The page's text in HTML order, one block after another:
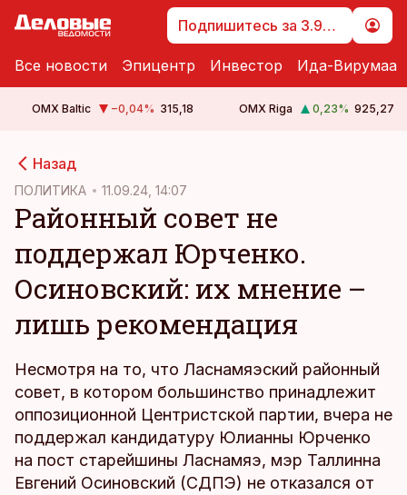
Подпишитесь за 3.99 €
Все новости Эпицентр Инвестор Ида-Вирумаа
OMX Baltic −0,04% 315,18 OMX Riga 0,23% 925,27
Назад
ПОЛИТИКА 11.09.24, 14:07
Районный совет не
поддержал Юрченко.
Осиновский: их мнение –
лишь рекомендация
Несмотря на то, что Ласнамяэский районный
совет, в котором большинство принадлежит
оппозиционной Центристской партии, вчера не
поддержал кандидатуру Юлианны Юрченко
на пост старейшины Ласнамяэ, мэр Таллинна
Евгений Осиновский (СДПЭ) не отказался от